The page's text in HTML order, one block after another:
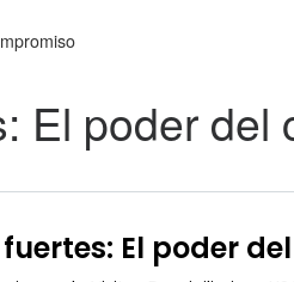
El poder del